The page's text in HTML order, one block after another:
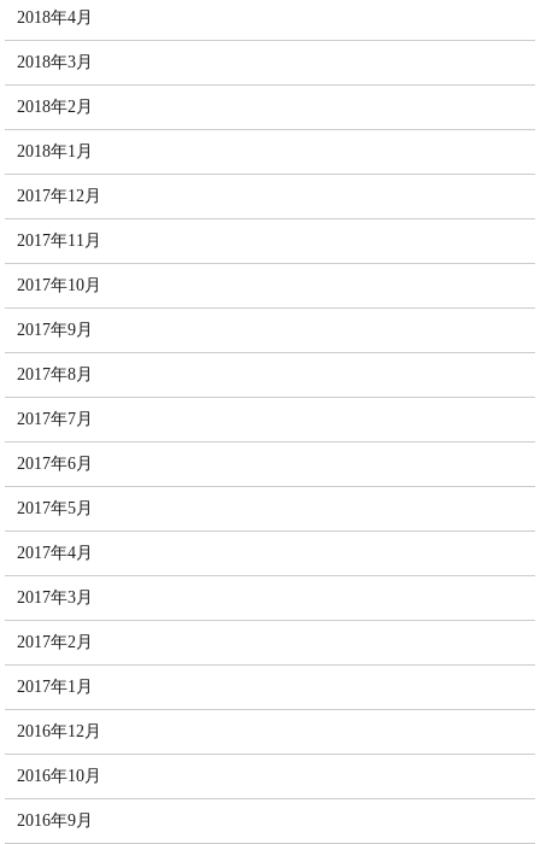
2018年4月
2018年3月
2018年2月
2018年1月
2017年12月
2017年11月
2017年10月
2017年9月
2017年8月
2017年7月
2017年6月
2017年5月
2017年4月
2017年3月
2017年2月
2017年1月
2016年12月
2016年10月
2016年9月